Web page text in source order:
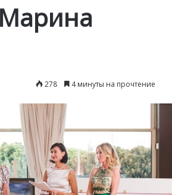
278 4 минуты на прочтение